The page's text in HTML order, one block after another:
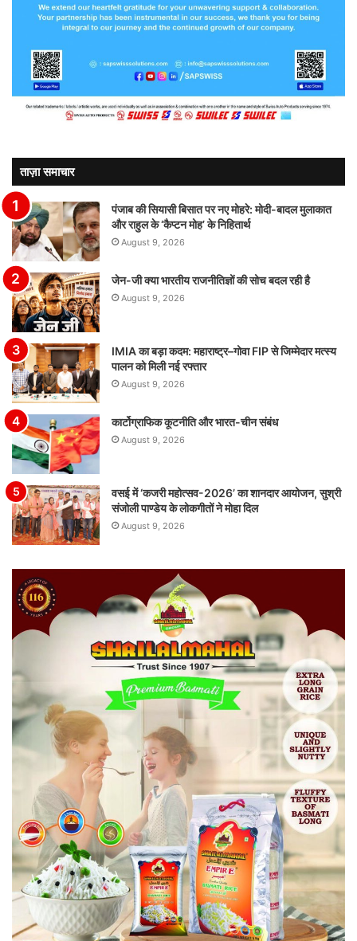
ताज़ा समाचार
पंजाब की सियासी बिसात पर नए मोहरे: मोदी-बादल मुलाकात
और राहुल के ‘कैप्टन मोह’ के निहितार्थ
August 9, 2026
जेन-जी क्या भारतीय राजनीतिज्ञों की सोच बदल रही है
August 9, 2026
IMIA का बड़ा कदम: महाराष्ट्र–गोवा FIP से जिम्मेदार मत्स्य
पालन को मिली नई रफ्तार
August 9, 2026
कार्टोग्राफिक कूटनीति और भारत-चीन संबंध
August 9, 2026
वसई में ‘कजरी महोत्सव-2026’ का शानदार आयोजन, सुश्री
संजोली पाण्डेय के लोकगीतों ने मोहा दिल
August 9, 2026